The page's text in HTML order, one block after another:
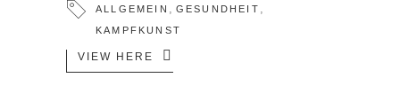
ALLGEMEIN , GESUNDHEIT ,
KAMPFKUNST
VIEW HERE